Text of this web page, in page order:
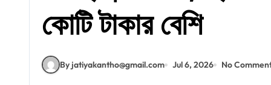
কোটি টাকার বেশি
By jatiyakantho@gmail.com Jul 6, 2026 No